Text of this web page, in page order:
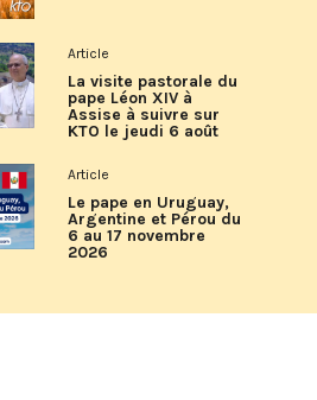
Article
La visite pastorale du
pape Léon XIV à
Assise à suivre sur
KTO le jeudi 6 août
Article
Le pape en Uruguay,
Argentine et Pérou du
6 au 17 novembre
2026